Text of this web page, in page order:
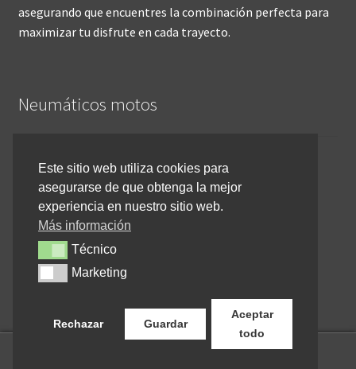
asegurando que encuentres la combinación perfecta para
maximizar tu disfrute en cada trayecto.
Neumáticos motos
Inicio
Cómo comprar online
Devoluciones y reembolsos
Cancelar pedido
Contacto
Este sitio web utiliza cookies para
asegurarse de que obtenga la mejor
experiencia en nuestro sitio web.
Más información
TécnicoTécnico
MarketingMarketing
Rechazar Guardar
Aceptar
todo